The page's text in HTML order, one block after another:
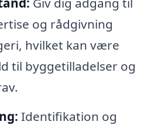
og rådgivning
hvilket kan være
til byggetilladelser og
Identifikation og